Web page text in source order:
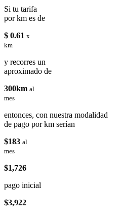
Si tu tarifa
por km es de
$ 0.61 x
km
y recorres un
aproximado de
300km al
mes
entonces, con nuestra modalidad
de pago por km serían
$183 al
mes
$1,726
pago inicial
$3,922